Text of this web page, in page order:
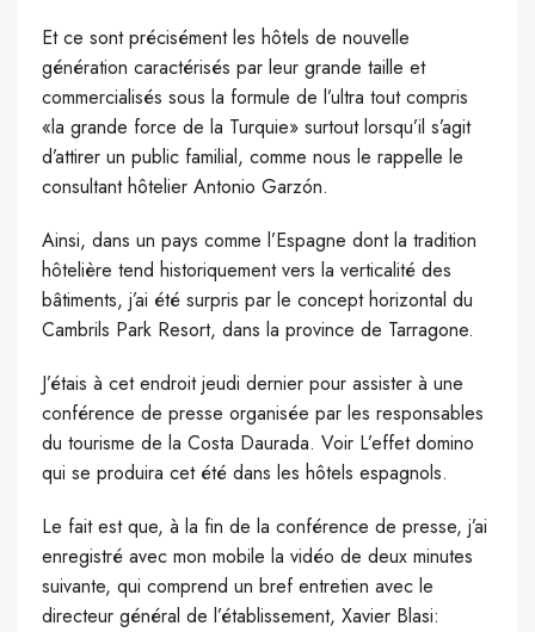
Et ce sont précisément les hôtels de nouvelle
génération caractérisés par leur grande taille et
commercialisés sous la formule de l’ultra tout compris
«la grande force de la Turquie» surtout lorsqu’il s’agit
d’attirer un public familial, comme nous le rappelle le
consultant hôtelier Antonio Garzón.
Ainsi, dans un pays comme l’Espagne dont la tradition
hôtelière tend historiquement vers la verticalité des
bâtiments, j’ai été surpris par le concept horizontal du
Cambrils Park Resort, dans la province de Tarragone.
J’étais à cet endroit jeudi dernier pour assister à une
conférence de presse organisée par les responsables
du tourisme de la Costa Daurada. Voir L’effet domino
qui se produira cet été dans les hôtels espagnols.
Le fait est que, à la fin de la conférence de presse, j’ai
enregistré avec mon mobile la vidéo de deux minutes
suivante, qui comprend un bref entretien avec le
directeur général de l’établissement, Xavier Blasi: